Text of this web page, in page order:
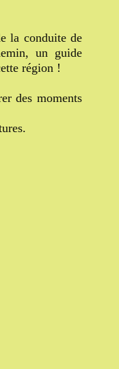
la conduite de
un guide
région !
des moments